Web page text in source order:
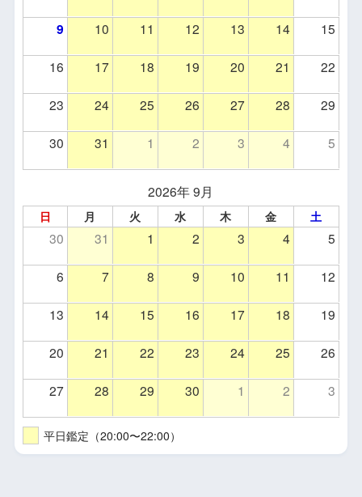
9 10 11 12 13 14 15
16 17 18 19 20 21 22
23 24 25 26 27 28 29
30 31 1 2 3 4 5
2026年 9月
日 月 火 水 木 金 土
30 31 1 2 3 4 5
6 7 8 9 10 11 12
13 14 15 16 17 18 19
20 21 22 23 24 25 26
27 28 29 30 1 2 3
平日鑑定（20:00〜22:00）